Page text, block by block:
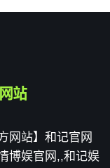
网站】和记官网
博娱官网,,和记娱